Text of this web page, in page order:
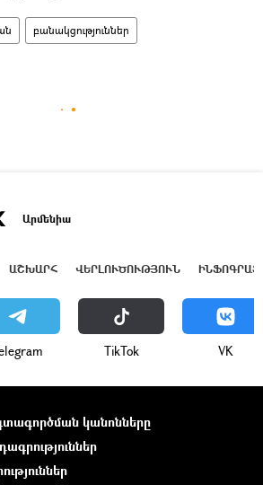
բանակցություններ
Արմենիա
ԱՇԽԱՐՀ ՎԵՐԼՈՒԾՈՒԹՅՈՒՆ
ТikТоk VK
կանոնները